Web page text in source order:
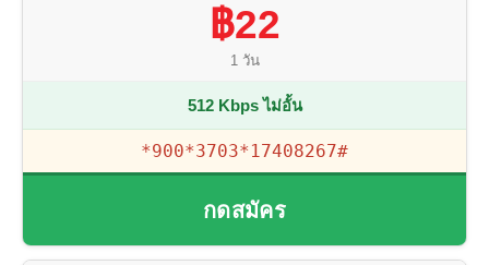
฿22
1 วัน
512 Kbps ไม่อั้น
*900*3703*17408267#
กดสมัคร